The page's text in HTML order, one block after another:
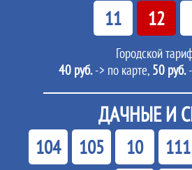
11 12
Городской
40 руб.-> по карте, 50 руб.
ДАЧНЫЕ И
104 105 10 111